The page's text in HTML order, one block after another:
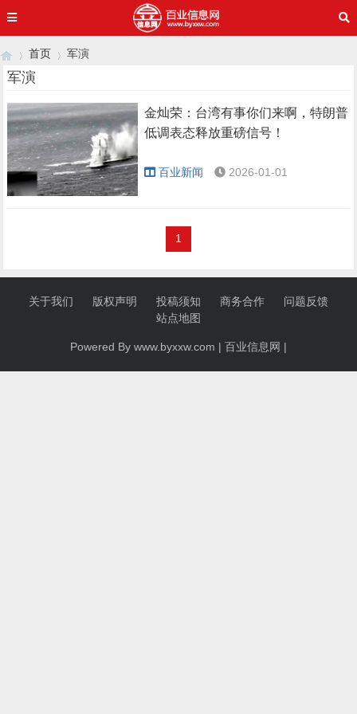
›
首页
›
军演
军演
金灿荣：台湾有事你们来啊，特朗普
低调表态释放重磅信号！
百业新闻 2026-01-01
1
关于我们 版权声明 投稿须知 商务合作
问题反馈
站点地图
Powered By www.byxxw.com | 百业信息网 |